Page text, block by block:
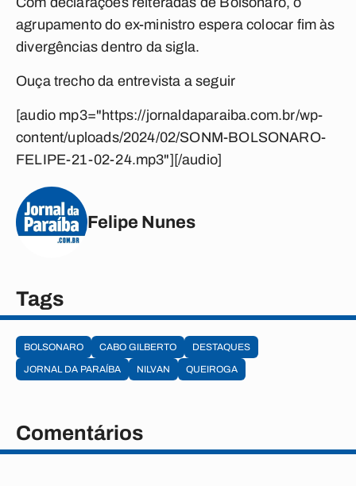
agrupamento do ex-ministro espera colocar fim às
divergências dentro da sigla.
Ouça trecho da entrevista a seguir
[audio mp3="https://jornaldaparaiba.com.br/wp-
content/uploads/2024/02/SONM-BOLSONARO-
FELIPE-21-02-24.mp3"][/audio]
Felipe Nunes
Tags
BOLSONARO CABO GILBERTO
DESTAQUES
JORNAL DA PARAÍBA
NILVAN QUEIROGA
Comentários